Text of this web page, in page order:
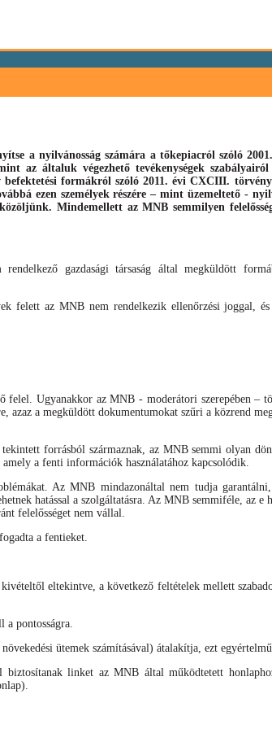
a nyilvánosság számára a tőkepiacról szóló
az általuk végezhető tevékenységek szabályairól
befektetési formákról szóló2011. évi CXCIII. törvény
ezen személyek részére – mint üzemeltető -
Mindemellett az MNB semmilyen
gazdasági társaság által megküldött
felett az MNB nem rendelkezik ellenőrzési joggal,
Ugyanakkor az MNB - moderátori szerepében –
a megküldött dokumentumokat szűri a közrend
forrásból származnak, az MNB semmi olyan
a fenti információk használatához kapcsolódik.
Az MNB mindazonáltal nem tudja
hatással a szolgáltatásra. Az MNB semmiféle, az e
felelősséget nem vállal.
a fentieket.
eltekintve, a következő feltételek mellett
a pontosságra.
ütemek számításával) átalakítja, ezt
linket az MNB által működtetett